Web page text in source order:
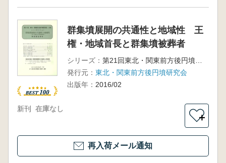
群集墳展開の共通性と地域性 王
権・地域首長と群集墳被葬者
シリーズ：
第21回東北・関東前方後円墳研究会大会
発行元： 東北・関東前方後円墳研究会
出版年： 2016/02
新刊 在庫なし
＋
再入荷メール通知